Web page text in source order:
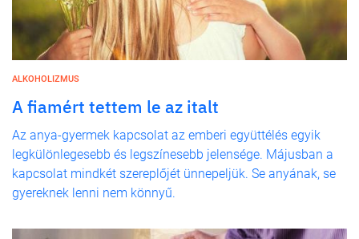
ALKOHOLIZMUS
A fiamért tettem le az italt
Az anya-gyermek kapcsolat az emberi együttélés egyik
legkülönlegesebb és legszínesebb jelensége. Májusban a
kapcsolat mindkét szereplőjét ünnepeljük. Se anyának, se
gyereknek lenni nem könnyű.